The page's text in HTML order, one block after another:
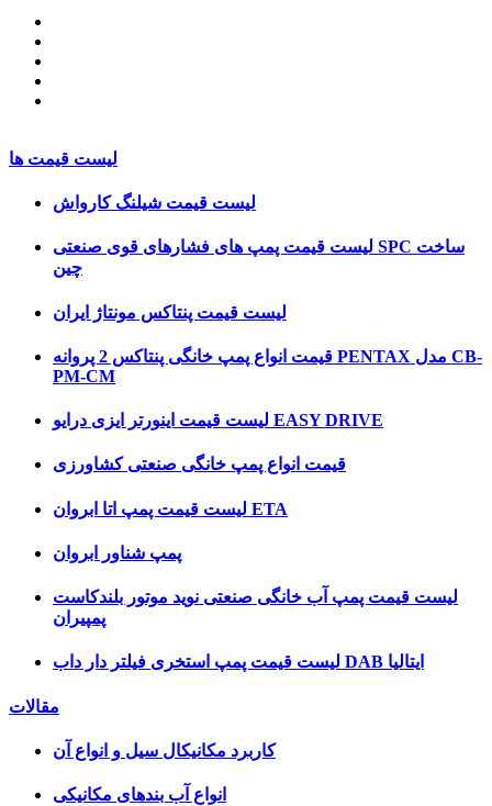
لیست قیمت ها
لیست قیمت شیلنگ کارواش
لیست قیمت پمپ های فشارهای قوی صنعتی SPC ساخت
چین
لیست قیمت پنتاکس مونتاژ ایران
قیمت انواع پمپ خانگی پنتاکس 2 پروانه PENTAX مدل CB-
PM-CM
لیست قیمت اینورتر ایزی درایو EASY DRIVE
قیمت انواع پمپ خانگی صنعتی کشاورزی
لیست قیمت پمپ اتا ابروان ETA
پمپ شناور ابروان
لیست قیمت پمپ آب خانگی صنعتی نوید موتور بلندکاست
پمپیران
لیست قیمت پمپ استخری فیلتر دار داب DAB ایتالیا
مقالات
کاربرد مکانیکال سیل و انواع آن
انواع آب بندهای مکانیکی